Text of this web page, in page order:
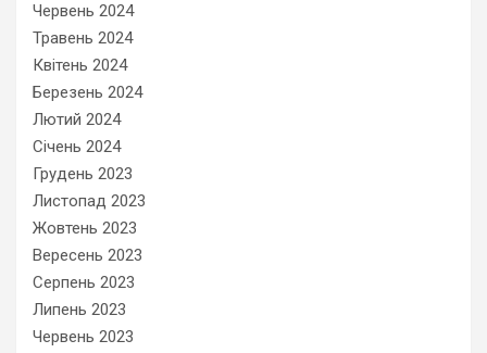
Червень 2024
Травень 2024
Квітень 2024
Березень 2024
Лютий 2024
Січень 2024
Грудень 2023
Листопад 2023
Жовтень 2023
Вересень 2023
Серпень 2023
Липень 2023
Червень 2023